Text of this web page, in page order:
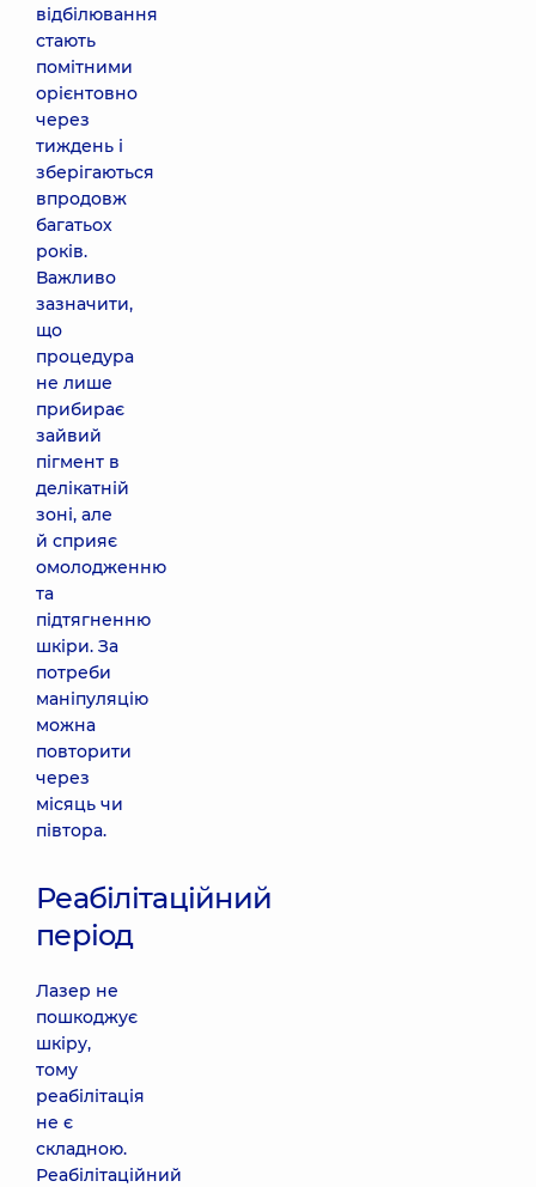
відбілювання
стають
помітними
орієнтовно
через
тиждень і
зберігаються
впродовж
багатьох
років.
Важливо
зазначити,
що
процедура
не лише
прибирає
зайвий
пігмент в
делікатній
зоні, але
й сприяє
омолодженню
та
підтягненню
шкіри. За
потреби
маніпуляцію
можна
повторити
через
місяць чи
півтора.
Реабілітаційний
період
Лазер не
пошкоджує
шкіру,
тому
реабілітація
не є
складною.
Реабілітаційний